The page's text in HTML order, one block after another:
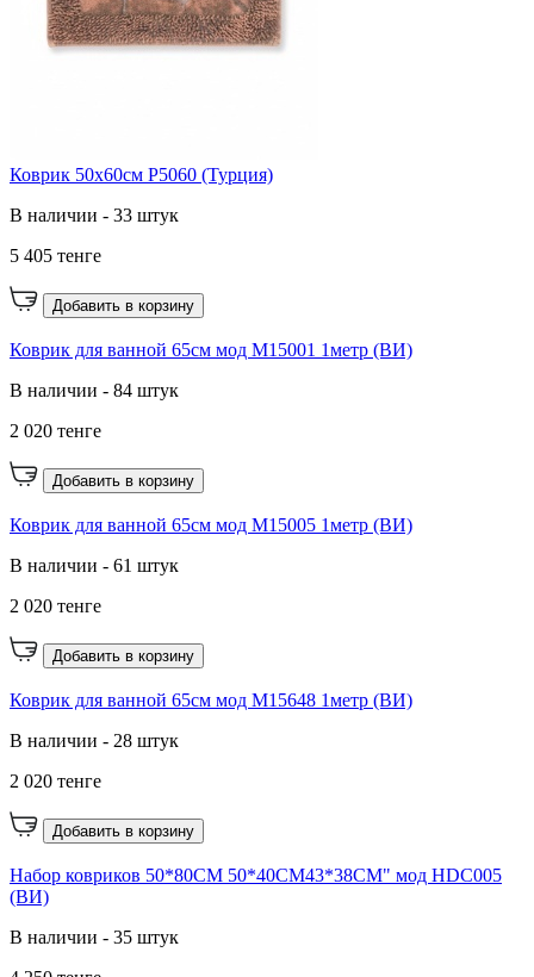
Коврик 50х60см P5060 (Турция)
В наличии - 33 штук
5 405 тенге
Добавить в корзину
Коврик для ванной 65см мод M15001 1метр (ВИ)
В наличии - 84 штук
2 020 тенге
Добавить в корзину
Коврик для ванной 65см мод M15005 1метр (ВИ)
В наличии - 61 штук
2 020 тенге
Добавить в корзину
Коврик для ванной 65см мод M15648 1метр (ВИ)
В наличии - 28 штук
2 020 тенге
Добавить в корзину
Набор ковриков 50*80CM 50*40CM43*38CM" мод HDC005
(ВИ)
В наличии - 35 штук